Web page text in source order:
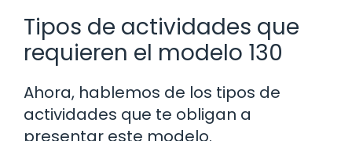
Tipos de actividades que
requieren el modelo 130
Ahora, hablemos de los tipos de
actividades que te obligan a
presentar este modelo.